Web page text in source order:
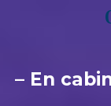
– En